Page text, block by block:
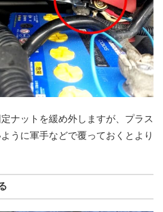
ナットを緩め外しますが、プラス
うに軍手などで覆っておくとより